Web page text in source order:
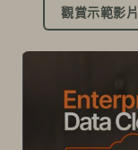
觀賞示範影片